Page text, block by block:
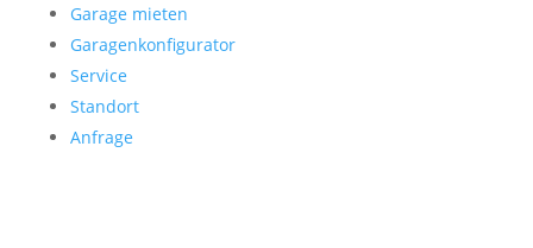
Garage mieten
Garagenkonfigurator
Service
Standort
Anfrage